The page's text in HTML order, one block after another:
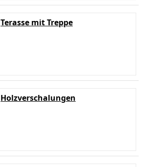
Terasse mit Treppe
Holzverschalungen